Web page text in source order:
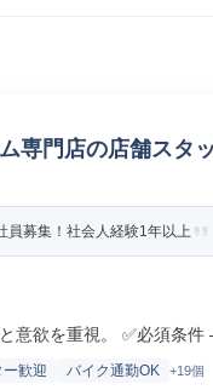
専門店の店舗スタ
員募集！社会人経験1年以上
と意欲を重視。 ✅必須
ー歓迎 バイク通勤OK +19個